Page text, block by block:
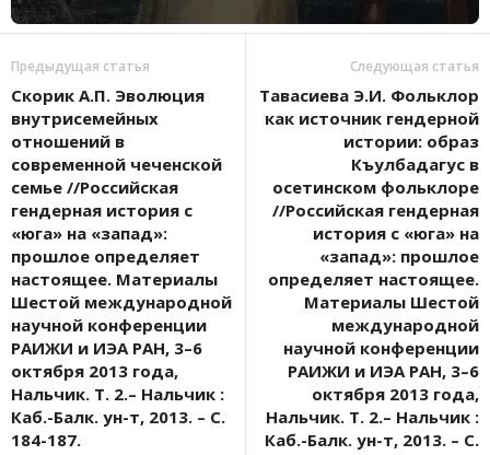
Предыдущая статья
Скорик А.П. Эволюция
внутрисемейных
отношений в
современной чеченской
семье //Российская
гендерная история с
«юга» на «запад»:
прошлое определяет
настоящее. Материалы
Шестой международной
научной конференции
РАИЖИ и ИЭА РАН, 3–6
октября 2013 года,
Нальчик. Т. 2.– Нальчик :
Каб.-Балк. ун-т, 2013. – С.
184-187.
Следующая статья
Тавасиева Э.И. Фольклор
как источник гендерной
истории: образ
Къулбадагус в
осетинском фольклоре
//Российская гендерная
история с «юга» на
«запад»: прошлое
определяет настоящее.
Материалы Шестой
международной
научной конференции
РАИЖИ и ИЭА РАН, 3–6
октября 2013 года,
Нальчик. Т. 2.– Нальчик :
Каб.-Балк. ун-т, 2013. – С.